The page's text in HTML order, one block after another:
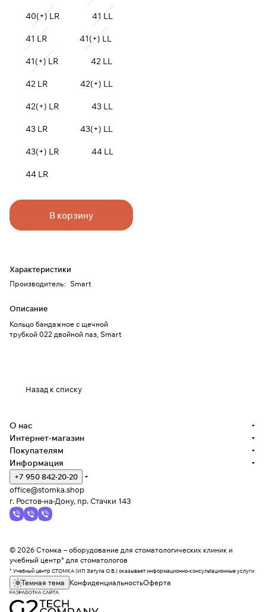
40(+) LR 41 LL
41 LR 41(+) LL
41(+) LR 42 LL
42 LR 42(+) LL
42(+) LR 43 LL
43 LR 43(+) LL
43(+) LR 44 LL
44 LR
В корзину
Характеристики
Производитель: Smart
Описание
Кольцо бандажное с щечной
трубкой 022 двойной паз, Smart
Назад к списку
О нас
Интернет-магазин
Покупателям
Информация
+7 950 842-20-20
office@stomka.shop
г. Ростов-на-Дону, пр. Стачки 143
© 2026 Стомка – оборудование для стоматологических клиник и
учебный центр* для стоматологов
* Учебный центр СТОМКА (ИП Затула О.В.) оказывает информационно-консультационные услуги
Темная тема КонфиденциальностьОферта